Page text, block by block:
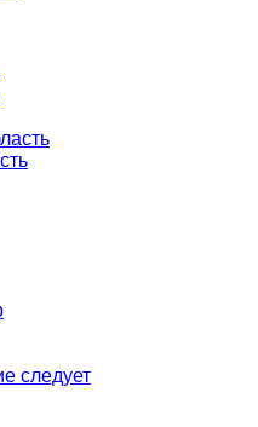
следует